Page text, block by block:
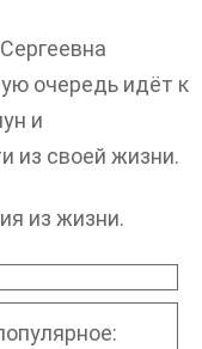
очередь идёт к
и
из своей жизни.
из жизни.